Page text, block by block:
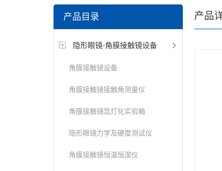
仪，角膜接触镜厚度测量仪，角膜接触镜折光仪，角
测试仪，人工晶状体疲劳试验仪等
产品目录
隐形眼镜-角膜接触镜设备
角膜接触镜设备
角膜接触镜接触角测量仪
角膜接触镜氙灯化实验箱
隐形眼镜力学及硬度测试仪
角膜接触镜恒温恒湿仪
产品